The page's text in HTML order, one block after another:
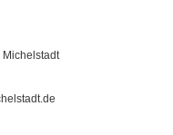
Michelstadt